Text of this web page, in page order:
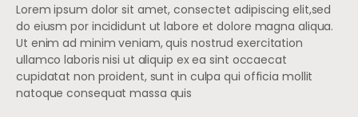
Lorem ipsum dolor sit amet, consectet adipiscing elit,sed
do eiusm por incididunt ut labore et dolore magna aliqua.
Ut enim ad minim veniam, quis nostrud exercitation
ullamco laboris nisi ut aliquip ex ea sint occaecat
cupidatat non proident, sunt in culpa qui officia mollit
natoque consequat massa quis